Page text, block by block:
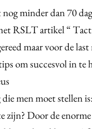
minder dan 70
RSLT artikel “
maar voor de
om succesvol in te
die men moet stellen
zijn? Door de